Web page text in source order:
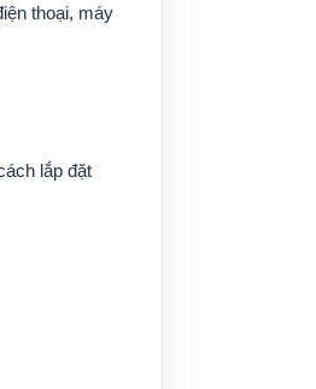
thoại, máy
lắp đặt